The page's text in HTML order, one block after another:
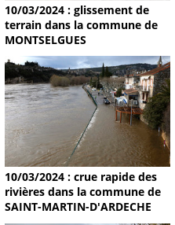
10/03/2024 : glissement de
terrain dans la commune de
MONTSELGUES
10/03/2024 : crue rapide des
rivières dans la commune de
SAINT-MARTIN-D'ARDECHE